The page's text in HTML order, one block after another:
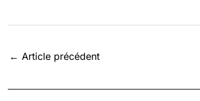
← Article précédent